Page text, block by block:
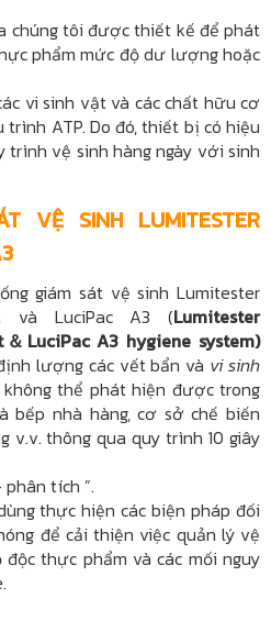
tôi được thiết kế để phát
phẩm mức độ dư lượng hoặc
sinh vật và các chất hữu cơ
trình ATP. Do đó, thiết bị có hiệu
trình vệ sinh hàng ngày với sinh
VỆ SINH LUMITESTER
giám sát vệ sinh Lumitester
và LuciPac A3 (Lumitester
＆LuciPac A3 hygiene system)
lượng các vết bẩn và vi sinh
thể phát hiện được trong
bếp nhà hàng, cơ sở chế biến
v.v. thông qua quy trình 10 giây
tích ”.
thực hiện các biện pháp đối
để cải thiện việc quản lý vệ
thực phẩm và các mối nguy